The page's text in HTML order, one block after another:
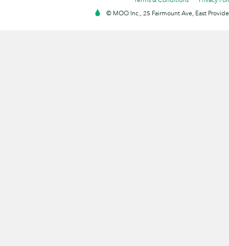
© MOO Inc., 25 Fairmount Ave, East